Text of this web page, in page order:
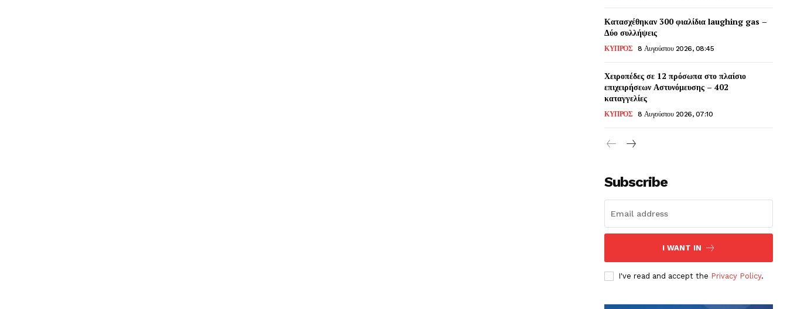
Κατασχέθηκαν 300 φιαλίδια laughing gas –
Δύο συλλήψεις
ΚΥΠΡΟΣ 8 Αυγούστου 2026, 08:45
Χειροπέδες σε 12 πρόσωπα στο πλαίσιο
επιχειρήσεων Αστυνόμευσης – 402
καταγγελίες
ΚΥΠΡΟΣ 8 Αυγούστου 2026, 07:10
Subscribe
I WANT IN
I've read and accept the Privacy Policy.